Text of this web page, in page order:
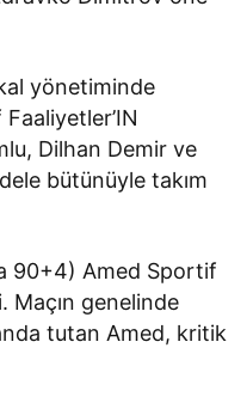
yönetiminde
Dilhan Demir ve
bütünüyle takım
90+4) Amed Sportif
Maçın genelinde
tutan Amed, kritik